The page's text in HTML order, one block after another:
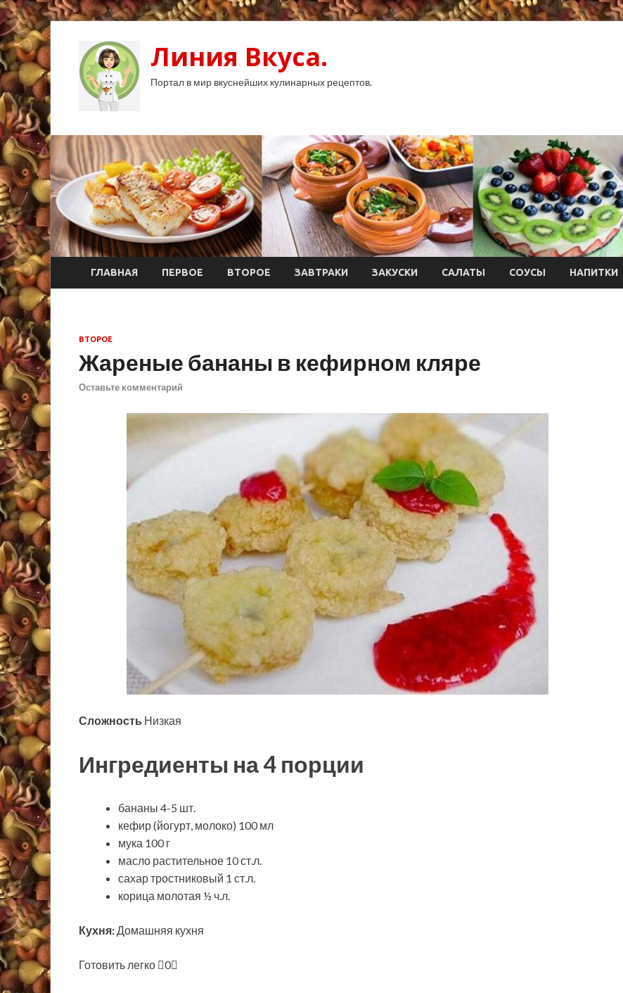
Линия Вкуса.
Портал в мир вкуснейших кулинарных рецептов.
ГЛАВНАЯ ПЕРВОЕ ВТОРОЕ ЗАВТРАКИ ЗАКУСКИ САЛАТЫ СОУСЫ НАПИТКИ
ВТОРОЕ
Жареные бананы в кефирном кляре
Оставьте комментарий
Сложность Низкая
Ингредиенты на 4 порции
бананы 4-5 шт.
кефир (йогурт, молоко) 100 мл
мука 100 г
масло растительное 10 ст.л.
сахар тростниковый 1 ст.л.
корица молотая ½ ч.л.
Кухня: Домашняя кухня
Готовить легко 0